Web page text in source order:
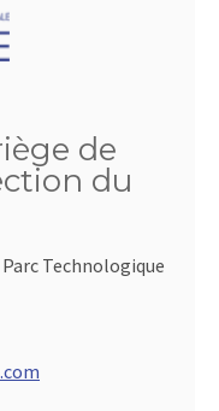
de
du
Technologique